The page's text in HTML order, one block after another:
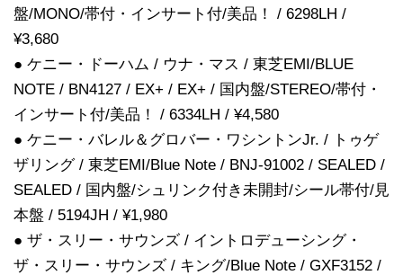
盤/MONO/帯付・インサート付/美品！ / 6298LH /
¥3,680
● ケニー・ドーハム / ウナ・マス / 東芝EMI/BLUE
NOTE / BN4127 / EX+ / EX+ / 国内盤/STEREO/帯付・
インサート付/美品！ / 6334LH / ¥4,580
● ケニー・バレル＆グロバー・ワシントンJr. / トゥゲ
ザリング / 東芝EMI/Blue Note / BNJ-91002 / SEALED /
SEALED / 国内盤/シュリンク付き未開封/シール帯付/見
本盤 / 5194JH / ¥1,980
● ザ・スリー・サウンズ / イントロデューシング・
ザ・スリー・サウンズ / キング/Blue Note / GXF3152 /